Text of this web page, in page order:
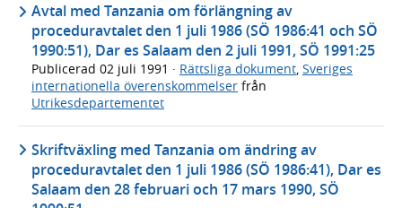
Avtal med Tanzania om förlängning av
proceduravtalet den 1 juli 1986 (SÖ 1986:41 och SÖ
1990:51), Dar es Salaam den 2 juli 1991, SÖ 1991:25
Publicerad 02 juli 1991 · Rättsliga dokument, Sveriges
internationella överenskommelser från
Utrikesdepartementet
Skriftväxling med Tanzania om ändring av
proceduravtalet den 1 juli 1986 (SÖ 1986:41), Dar es
Salaam den 28 februari och 17 mars 1990, SÖ